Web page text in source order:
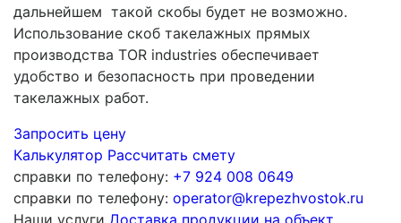
дальнейшем такой скобы будет не возможно.
Использование скоб такелажных прямых
производства TOR industries обеспечивает
удобство и безопасность при проведении
такелажных работ.
Запросить цену
Калькулятор Рассчитать смету
справки по телефону: +7 924 008 0649
справки по телефону: operator@krepezhvostok.ru
Наши услуги Доставка продукции на объект